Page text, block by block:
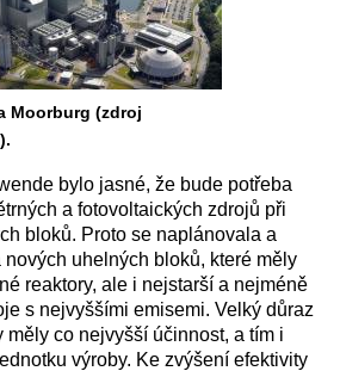
Moorburg (zdroj
bylo jasné, že bude potřeba
a fotovoltaických zdrojů při
bloků. Proto se naplánovala a
uhelných bloků, které měly
reaktory, ale i nejstarší a nejméně
s nejvyššími emisemi. Velký důraz
měly co nejvyšší účinnost, a tím i
výroby. Ke zvýšení efektivity